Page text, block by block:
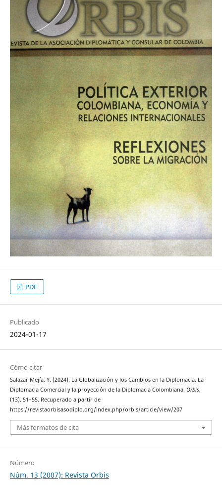
PDF
Publicado
2024-01-17
Cómo citar
Salazar Mejía, Y. (2024). La Globalización y los Cambios en la Diplomacia, La
Diplomacia Comercial y la proyección de la Diplomacia Colombiana. Orbis,
(13), 51–55. Recuperado a partir de
https://revistaorbisasodiplo.org/index.php/orbis/article/view/207
Más formatos de cita
Número
Núm. 13 (2007): Revista Orbis